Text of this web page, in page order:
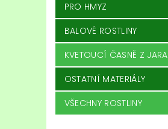
PRO HMYZ
BALOVÉ ROSTLINY
KVETOUCÍ ČASNĚ Z JARA
OSTATNÍ MATERIÁLY
VŠECHNY ROSTLINY